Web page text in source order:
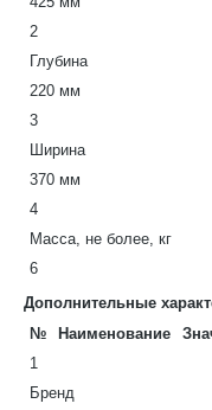
2
Глубина
220 мм
3
Ширина
370 мм
4
Масса, не более, кг
6
Дополнительные
№
Наименование
1
Бренд